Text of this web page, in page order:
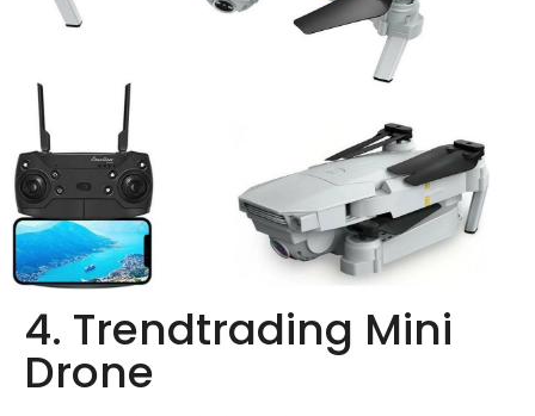
4. Trendtrading Mini
Drone